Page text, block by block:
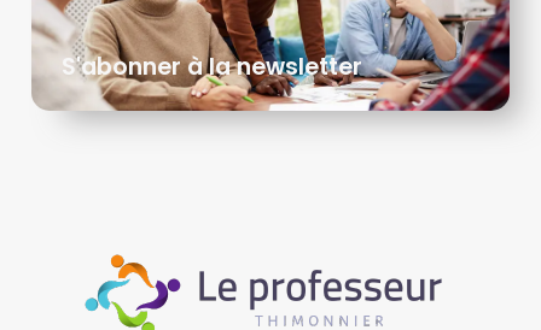
S'abonner à la newsletter